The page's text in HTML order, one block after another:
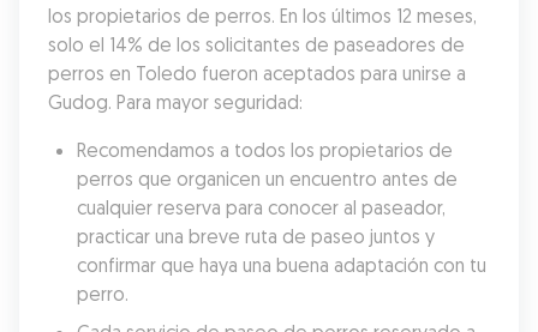
los propietarios de perros. En los últimos 12 meses,
solo el 14% de los solicitantes de paseadores de
perros en Toledo fueron aceptados para unirse a
Gudog. Para mayor seguridad:
Recomendamos a todos los propietarios de
perros que organicen un encuentro antes de
cualquier reserva para conocer al paseador,
practicar una breve ruta de paseo juntos y
confirmar que haya una buena adaptación con tu
perro.